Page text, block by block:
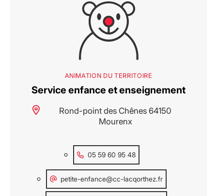
ANIMATION DU TERRITOIRE
Service enfance et enseignement
Rond-point des Chênes 64150
Mourenx
05 59 60 95 48
petite-enfance@cc-lacqorthez.fr